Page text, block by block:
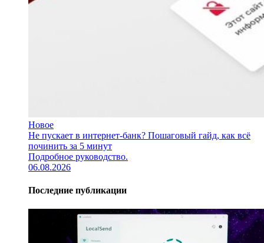
Новое
Не пускает в интернет-банк? Пошаговый гайд, как всё
починить за 5 минут
Подробное руководство.
06.08.2026
Последние публикации